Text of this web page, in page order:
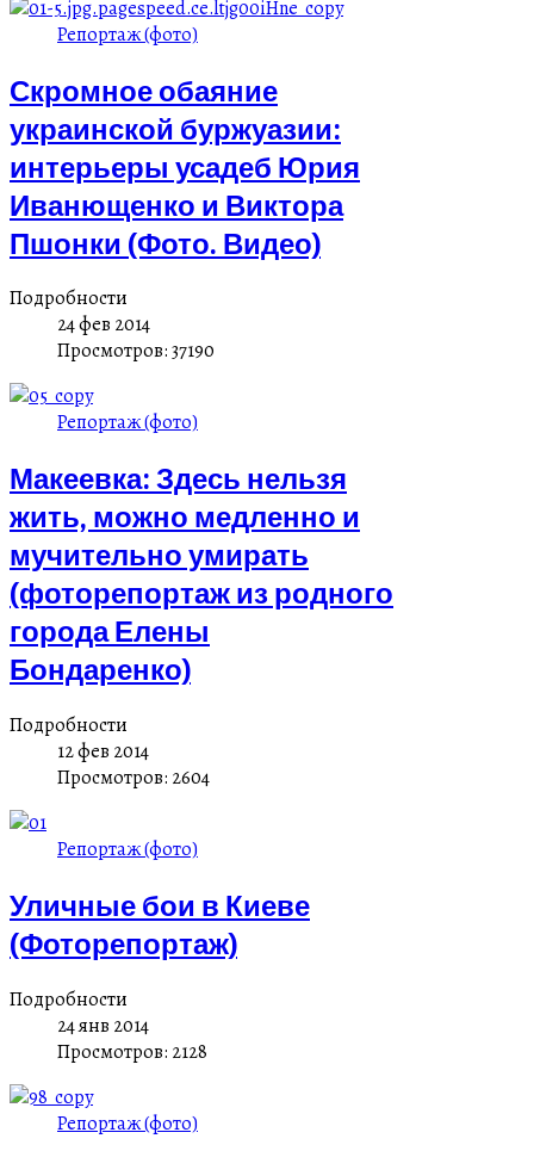
Репортаж (фото)
Скромное обаяние
украинской буржуазии:
интерьеры усадеб Юрия
Иванющенко и Виктора
Пшонки (Фото. Видео)
Подробности
24 фев 2014
Просмотров: 37190
Репортаж (фото)
Макеевка: Здесь нельзя
жить, можно медленно и
мучительно умирать
(фоторепортаж из родного
города Елены
Бондаренко)
Подробности
12 фев 2014
Просмотров: 2604
Репортаж (фото)
Уличные бои в Киеве
(Фоторепортаж)
Подробности
24 янв 2014
Просмотров: 2128
Репортаж (фото)